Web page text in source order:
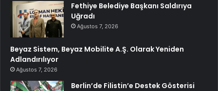
Fethiye Belediye Başkanı Saldırıya
Uğradı
Ağustos 7, 2026
Beyaz Sistem, Beyaz Mobilite A.Ş. Olarak Yeniden
Adlandırılıyor
Ağustos 7, 2026
Berlin’de Filistin’e Destek Gösterisi